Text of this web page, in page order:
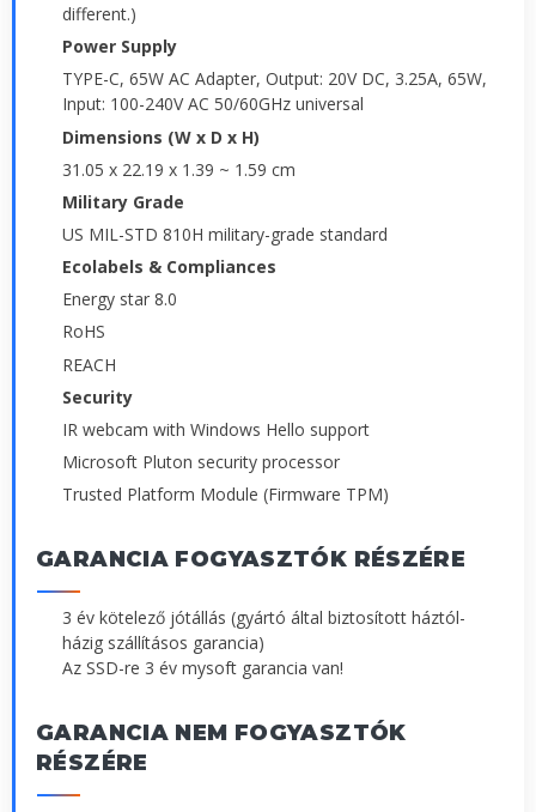
different.)
Power Supply
TYPE-C, 65W AC Adapter, Output: 20V DC, 3.25A, 65W,
Input: 100-240V AC 50/60GHz universal
Dimensions (W x D x H)
31.05 x 22.19 x 1.39 ~ 1.59 cm
Military Grade
US MIL-STD 810H military-grade standard
Ecolabels & Compliances
Energy star 8.0
RoHS
REACH
Security
IR webcam with Windows Hello support
Microsoft Pluton security processor
Trusted Platform Module (Firmware TPM)
GARANCIA FOGYASZTÓK RÉSZÉRE
3 év kötelező jótállás (gyártó által biztosított háztól-
házig szállításos garancia)
Az SSD-re 3 év mysoft garancia van!
GARANCIA NEM FOGYASZTÓK
RÉSZÉRE